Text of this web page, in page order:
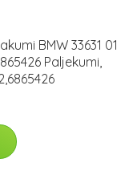
BMW 33631 01
Paljekumi,